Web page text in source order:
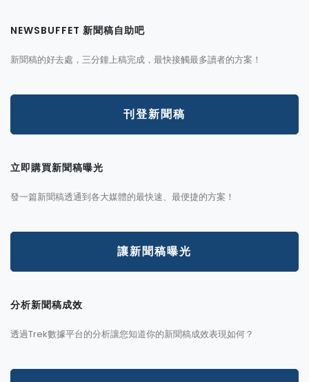
NEWSBUFFET 新聞稿自助吧
新聞稿的好去處，三分鐘上稿完成，最快接觸最多讀者的方案！
刊登新聞稿
立即購買新聞稿曝光
發一篇新聞稿透通到各大媒體的最快速、最便捷的方案！
讓新聞稿曝光
分析新聞稿成效
透過Trek數據平台的分析讓您知道你的新聞稿成效表現如何？